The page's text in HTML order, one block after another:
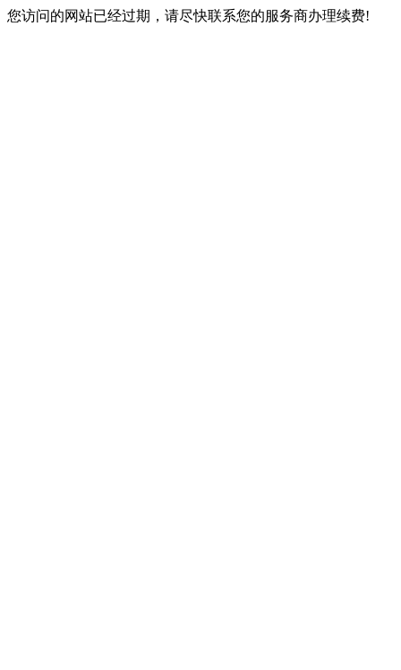
您访问的网站已经过期，请尽快联系您的服务商办理续费!